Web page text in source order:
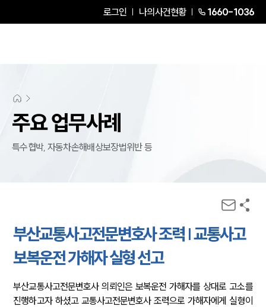
로그인 나의사건현황 1660-1036
주요 업무사례
특수협박, 자동차손해배상보장법위반 등
부산교통사고전문변호사 조력 | 교통사고
보복운전 가해자 실형 선고
부산교통사고전문변호사 의뢰인은 보복운전 가해자를 상대로 고소를
진행하고자 하셨고 교통사고전문변호사 조력으로 가해자에게 실형이